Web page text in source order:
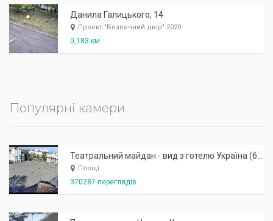
Данила Галицького, 14
Проект "Безпечний двір" 2020
0,183 км.
Популярні камери
Площі
370287 переглядів